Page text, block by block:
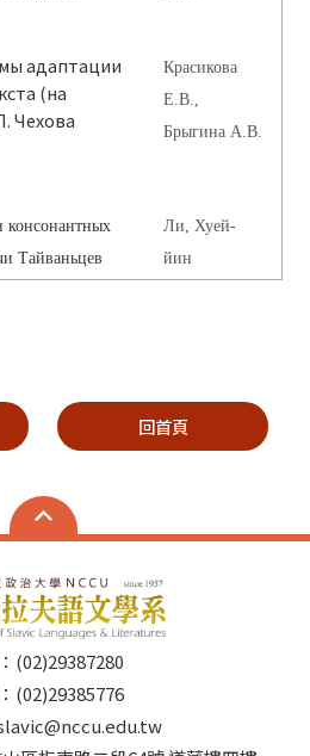
адаптации
(на
Чехова
Красикова
Е.В.,
Брыгина А.В.
консонантных
Тайваньцев
Ли, Хуей-
йин
回首頁
(02)29387280
(02)29385776